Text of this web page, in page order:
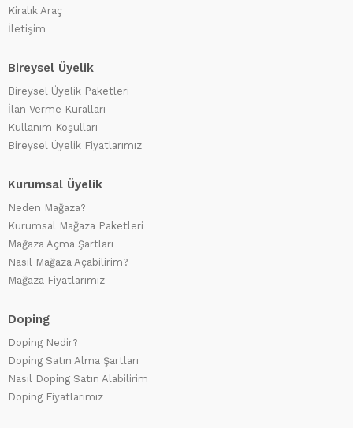
Kiralık Araç
İletişim
Bireysel Üyelik
Bireysel Üyelik Paketleri
İlan Verme Kuralları
Kullanım Koşulları
Bireysel Üyelik Fiyatlarımız
Kurumsal Üyelik
Neden Mağaza?
Kurumsal Mağaza Paketleri
Mağaza Açma Şartları
Nasıl Mağaza Açabilirim?
Mağaza Fiyatlarımız
Doping
Doping Nedir?
Doping Satın Alma Şartları
Nasıl Doping Satın Alabilirim
Doping Fiyatlarımız